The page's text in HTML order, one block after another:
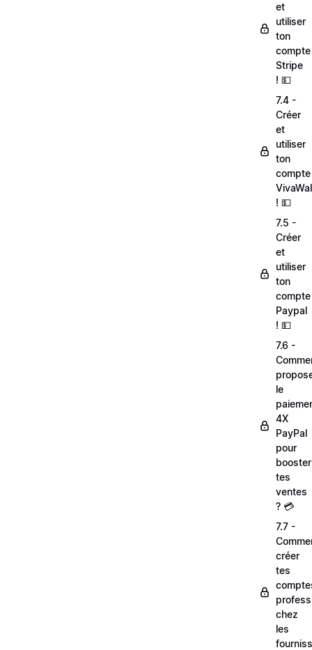
et
utiliser
ton
compte
Stripe
! 💵
7.4 -
Créer
et
utiliser
ton
compte
! 💵
7.5 -
Créer
et
utiliser
ton
compte
Paypal
! 💵
7.6 -
le
4X
PayPal
pour
booster
tes
ventes
? 💳
7.7 -
créer
tes
chez
les